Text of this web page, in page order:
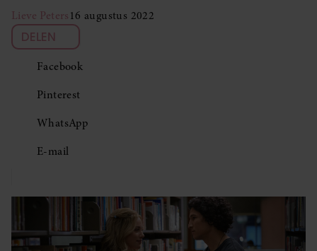
Lieve Peters16 augustus 2022
DELEN
Facebook
Pinterest
WhatsApp
E-mail